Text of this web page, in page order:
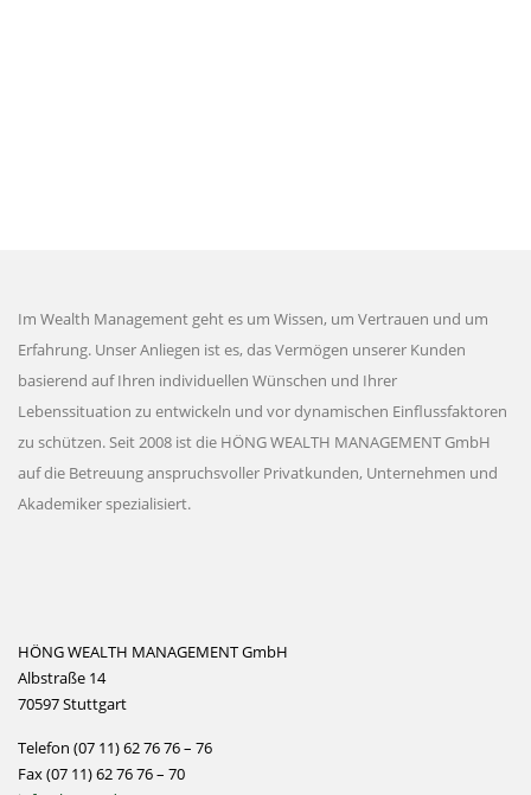
Im Wealth Management geht es um Wissen, um Vertrauen und um
Erfahrung. Unser Anliegen ist es, das Vermögen unserer Kunden
basierend auf Ihren individuellen Wünschen und Ihrer
Lebenssituation zu entwickeln und vor dynamischen Einflussfaktoren
zu schützen. Seit 2008 ist die HÖNG WEALTH MANAGEMENT GmbH
auf die Betreuung anspruchsvoller Privatkunden, Unternehmen und
Akademiker spezialisiert.
HÖNG WEALTH MANAGEMENT GmbH
Albstraße 14
70597 Stuttgart
Telefon (07 11) 62 76 76 – 76
Fax (07 11) 62 76 76 – 70